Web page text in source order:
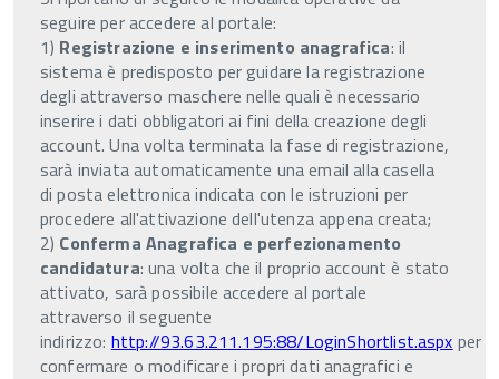
seguire per accedere al portale:
1) Registrazione e inserimento anagrafica: il
sistema è predisposto per guidare la registrazione
degli attraverso maschere nelle quali è necessario
inserire i dati obbligatori ai fini della creazione degli
account. Una volta terminata la fase di registrazione,
sarà inviata automaticamente una email alla casella
di posta elettronica indicata con le istruzioni per
procedere all'attivazione dell'utenza appena creata;
2) Conferma Anagrafica e perfezionamento
candidatura: una volta che il proprio account è stato
attivato, sarà possibile accedere al portale
attraverso il seguente
indirizzo: http://93.63.211.195:88/LoginShortlist.aspx per
confermare o modificare i propri dati anagrafici e